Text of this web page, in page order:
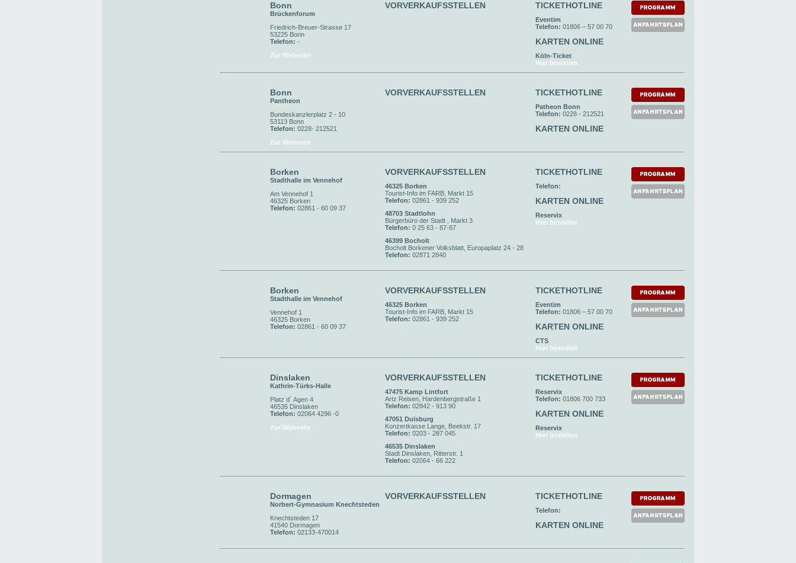
Bonn
Brückenforum
Friedrich-Breuer-Strasse 17
53225 Bonn
Telefon: -
Zur Webseite
VORVERKAUFSSTELLEN TICKETHOTLINE
Eventim
Telefon: 01806 – 57 00 70
KARTEN ONLINE
Köln-Ticket
Hier bestellen
Bonn
Pantheon
Bundeskanzlerplatz 2 - 10
53113 Bonn
Telefon: 0228- 212521
Zur Webseite
VORVERKAUFSSTELLEN TICKETHOTLINE
Patheon Bonn
Telefon: 0228 - 212521
KARTEN ONLINE
Borken
Stadthalle im Vennehof
Am Vennehof 1
46325 Borken
Telefon: 02861 - 60 09 37
VORVERKAUFSSTELLEN
46325 Borken
Tourist-Info im FARB, Markt 15
Telefon: 02861 - 939 252
48703 Stadtlohn
Bürgerbüro der Stadt , Markt 3
Telefon: 0 25 63 - 87-87
46399 Bocholt
Bocholt Borkener Volksblatt, Europaplatz 24 - 28
Telefon: 02871 2840
TICKETHOTLINE
Telefon:
KARTEN ONLINE
Reservix
Hier bestellen
Borken
Stadthalle im Vennehof
Vennehof 1
46325 Borken
Telefon: 02861 - 60 09 37
VORVERKAUFSSTELLEN
46325 Borken
Tourist-Info im FARB, Markt 15
Telefon: 02861 - 939 252
TICKETHOTLINE
Eventim
Telefon: 01806 – 57 00 70
KARTEN ONLINE
CTS
Hier bestellen
Dinslaken
Kathrin-Türks-Halle
Platz d´ Agen 4
46535 Dinslaken
Telefon: 02064 4296 -0
Zur Webseite
VORVERKAUFSSTELLEN
47475 Kamp Lintfort
Artz Reisen, Hardenbergstraße 1
Telefon: 02842 - 913 90
47051 Duisburg
Konzertkasse Lange, Beekstr. 17
Telefon: 0203 - 287 045
46535 Dinslaken
Stadt Dinslaken, Ritterstr. 1
Telefon: 02064 - 66 222
TICKETHOTLINE
Reservix
Telefon: 01806 700 733
KARTEN ONLINE
Reservix
Hier bestellen
Dormagen
Norbert-Gymnasium Knechtsteden
Knechtsteden 17
41540 Dormagen
Telefon: 02133-470014
VORVERKAUFSSTELLEN TICKETHOTLINE
Telefon:
KARTEN ONLINE